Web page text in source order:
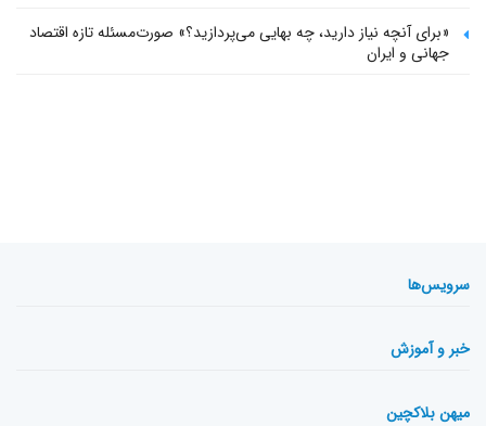
«برای آنچه نیاز دارید، چه بهایی می‌پردازید؟» صورت‌مسئله تازه اقتصاد
جهانی و ایران
سرویس‌ها
خبر و آموزش
میهن بلاکچین